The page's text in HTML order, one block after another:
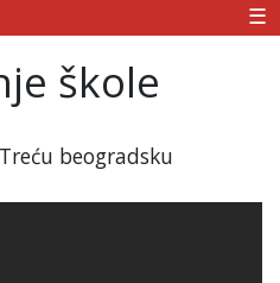
☰
škole
beogradsku